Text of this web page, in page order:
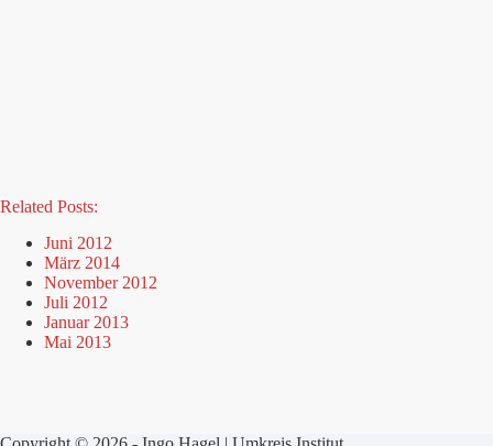
Related Posts:
Juni 2012
März 2014
November 2012
Juli 2012
Januar 2013
Mai 2013